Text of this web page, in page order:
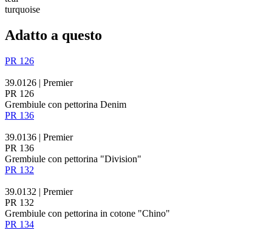
turquoise
Adatto a questo
PR 126
39.0126 | Premier
PR 126
Grembiule con pettorina Denim
PR 136
39.0136 | Premier
PR 136
Grembiule con pettorina "Division"
PR 132
39.0132 | Premier
PR 132
Grembiule con pettorina in cotone "Chino"
PR 134